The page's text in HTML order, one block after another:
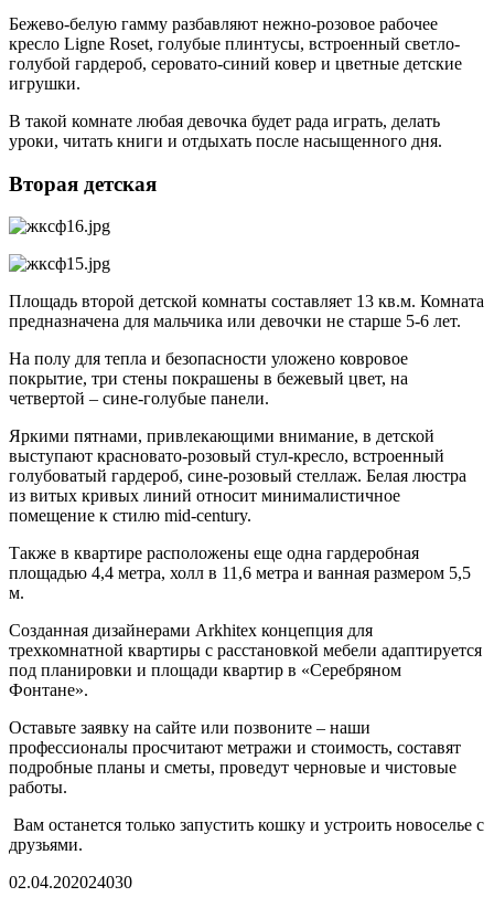
Бежево-белую гамму разбавляют нежно-розовое рабочее
кресло Ligne Roset, голубые плинтусы, встроенный светло-
голубой гардероб, серовато-синий ковер и цветные детские
игрушки.
В такой комнате любая девочка будет рада играть, делать
уроки, читать книги и отдыхать после насыщенного дня.
Вторая детская
Площадь второй детской комнаты составляет 13 кв.м. Комната
предназначена для мальчика или девочки не старше 5-6 лет.
На полу для тепла и безопасности уложено ковровое
покрытие, три стены покрашены в бежевый цвет, на
четвертой – сине-голубые панели.
Яркими пятнами, привлекающими внимание, в детской
выступают красновато-розовый стул-кресло, встроенный
голубоватый гардероб, сине-розовый стеллаж. Белая люстра
из витых кривых линий относит минималистичное
помещение к стилю mid-century.
Также в квартире расположены еще одна гардеробная
площадью 4,4 метра, холл в 11,6 метра и ванная размером 5,5
м.
Созданная дизайнерами Arkhitex концепция для
трехкомнатной квартиры с расстановкой мебели адаптируется
под планировки и площади квартир в «Серебряном
Фонтане».
Оставьте заявку на сайте или позвоните – наши
профессионалы просчитают метражи и стоимость, составят
подробные планы и сметы, проведут черновые и чистовые
работы.
Вам останется только запустить кошку и устроить новоселье с
друзьями.
02.04.202024030